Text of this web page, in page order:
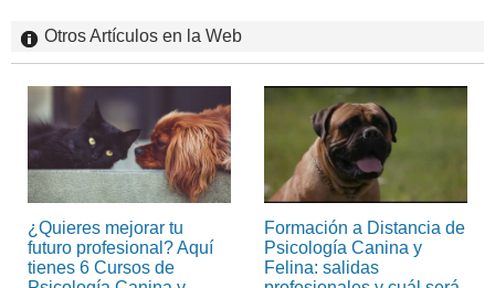
Otros Artículos en la Web
¿Quieres mejorar tu
futuro profesional? Aquí
tienes 6 Cursos de
Formación a Distancia de
Psicología Canina y
Felina: salidas